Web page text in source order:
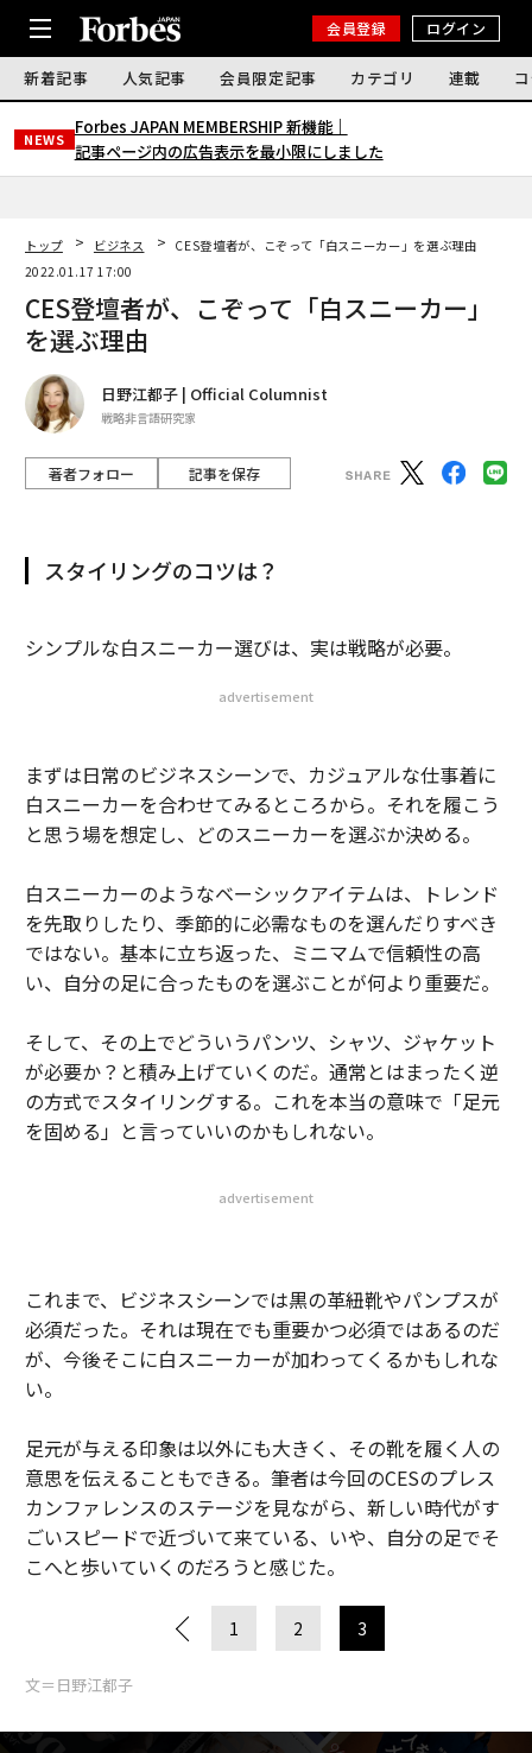
会員登録 ログイン
新着記事 人気記事 会員限定記事 カテゴリ 連載
NEWS
Forbes JAPAN MEMBERSHIP 新機能｜
記事ページ内の広告表示を最小限にしました
トップ ビジネス
CES登壇者が、こぞって「白スニーカー」を選ぶ理由
2022.01.17 17:00
CES登壇者が、こぞって「白スニーカー」
を選ぶ理由
日野江都子 | Official Columnist
戦略非言語研究家
著者フォロー 記事を保存
スタイリングのコツは？
シンプルな白スニーカー選びは、実は戦略が必要。
advertisement
まずは日常のビジネスシーンで、カジュアルな仕事着に
白スニーカーを合わせてみるところから。それを履こう
と思う場を想定し、どのスニーカーを選ぶか決める。
白スニーカーのようなベーシックアイテムは、トレンド
を先取りしたり、季節的に必需なものを選んだりすべき
ではない。基本に立ち返った、ミニマムで信頼性の高
い、自分の足に合ったものを選ぶことが何より重要だ。
そして、その上でどういうパンツ、シャツ、ジャケット
が必要か？と積み上げていくのだ。通常とはまったく逆
の方式でスタイリングする。これを本当の意味で「足元
を固める」と言っていいのかもしれない。
advertisement
これまで、ビジネスシーンでは黒の革紐靴やパンプスが
必須だった。それは現在でも重要かつ必須ではあるのだ
が、今後そこに白スニーカーが加わってくるかもしれな
い。
足元が与える印象は以外にも大きく、その靴を履く人の
意思を伝えることもできる。筆者は今回のCESのプレス
カンファレンスのステージを見ながら、新しい時代がす
ごいスピードで近づいて来ている、いや、自分の足でそ
こへと歩いていくのだろうと感じた。
1 2 3
文＝日野江都子